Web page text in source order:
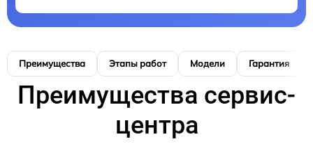
Преимущества Этапы работ Модели Гарантия
Преимущества сервис-
центра